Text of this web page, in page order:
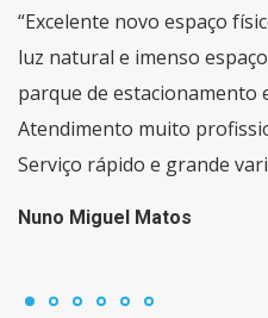
“Excelente novo espaço
luz natural e imenso
parque de estacionamento
Atendimento muito
Serviço rápido e grande
Nuno Miguel Matos